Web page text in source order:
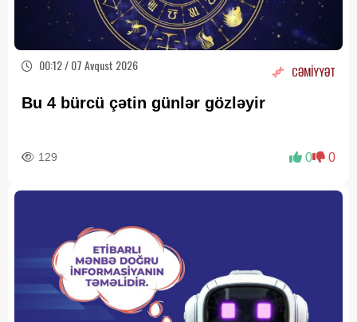
00:12 / 07 Avqust 2026 CƏMİYYƏT
Bu 4 bürcü çətin günlər gözləyir
129 0 0